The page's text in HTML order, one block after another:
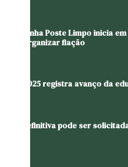
Campanha Poste Limpo inicia
para organizar fiação
Ideb 2025 registra avanço da
CNH definitiva pode ser